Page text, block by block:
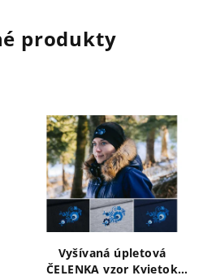
produkty
Vyšívaná úpletová
ČELENKA vzor Kvietok